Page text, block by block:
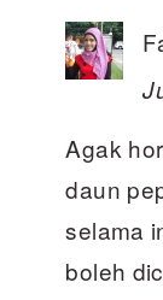
Agak
daun
selama
boleh